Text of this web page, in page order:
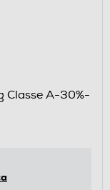
Classe A-30%-